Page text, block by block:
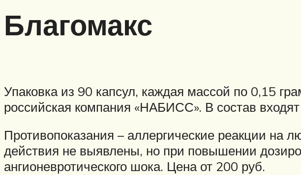
Благомакс
Упаковка из 90 капсул, каждая массой по 0,15
российская компания «НАБИСС». В состав
Противопоказания – аллергические реакции на
действия не выявлены, но при повышении
ангионевротического шока. Цена от 200 руб.